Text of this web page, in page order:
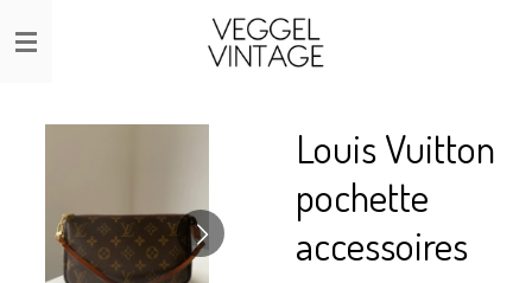
Ga
direct
Louis Vuitton
pochette
accessoires